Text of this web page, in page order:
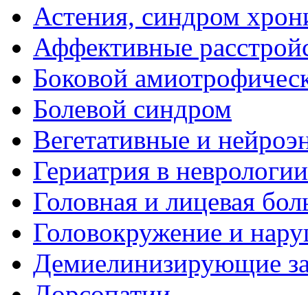
Астения, синдром
Аффективные
Боковой
Болевой синдром
Вегетативные и
Гериатрия в неврологии
Головная и лицевая
Головокружение и
Демиелинизирующие